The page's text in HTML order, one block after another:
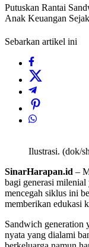
Putuskan Rantai
Anak Keuangan
Sebarkan artikel ini
Ilustrasi. (dok/
SinarHarapan.id –
bagi generasi
mencegah siklus ini
memberikan edukasi
Sandwich generation
nyata yang dialami